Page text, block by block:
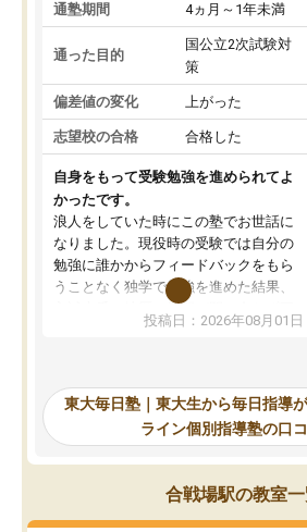
通塾期間 4ヵ月～1年未満
通った目的
国公立2次試験対
策
偏差値の変化 上がった
志望校の合格 合格した
自身をもって受験勉強を進められてよ
かったです。
浪人をしていた時にこの塾でお世話に
なりました。現役時の受験では自分の
勉強に誰かからフィードバックをもら
うことなく独学で勉強を進めた結果、
入試本番に地歴の学習が間に合わず不
合格となってしまいました。その経験
東大毎日塾にたどり着きました。学習
の長期計画や日々の勉強のやり方につ
いて客観的なアドバイスをいただけた
ので、自信をもって受験勉強を進める
ことができました。自分のように勉強
のやり方や進捗管理で苦労している方
には特におすすめしたい塾です。
投稿日：2026年08月01日
東大毎日塾｜東大生から毎日指導
ライン個別指導塾の口
合戦場駅の教室